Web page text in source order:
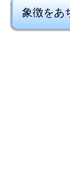
象徴をあ